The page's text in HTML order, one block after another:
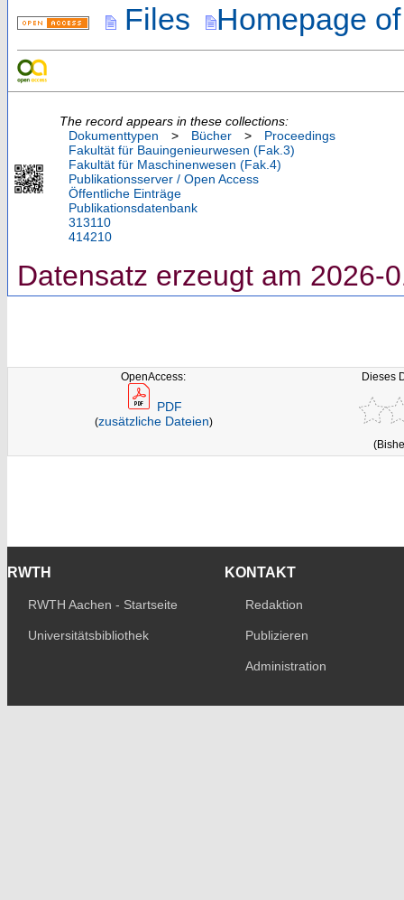
Files
Homepage
The record appears in these collections:
Dokumenttypen
> Bücher >
Proceedings
Fakultät für Bauingenieurwesen (Fak.3)
Fakultät für Maschinenwesen (Fak.4)
Publikationsserver / Open Access
Öffentliche Einträge
Publikationsdatenbank
313110
414210
Datensatz erzeugt am 2026-
OpenAccess:
PDF
(zusätzliche Dateien)
Dieses
RWTH
RWTH Aachen - Startseite
Universitätsbibliothek
KONTAKT
Redaktion
Publizieren
Administration